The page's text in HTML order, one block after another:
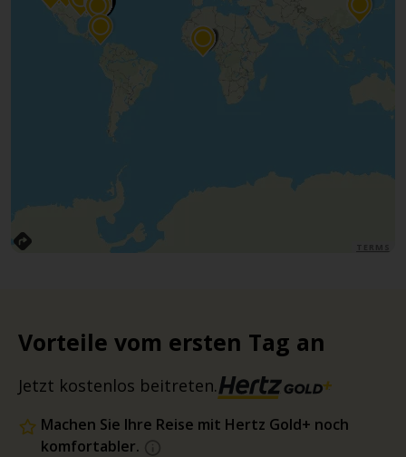
Vorteile vom ersten Tag an
Jetzt kostenlos beitreten.
Machen Sie Ihre Reise mit Hertz Gold+ noch
komfortabler.